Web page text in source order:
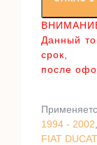
Данный
срок,
после
1994 - 2002,
FIAT